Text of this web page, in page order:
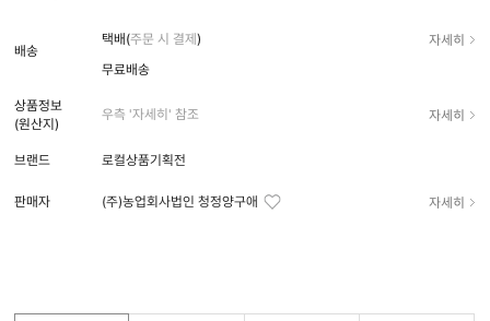
배송
택배(주문 시 결제) 자세히
무료배송
상품정보
(원산지)
우측 '자세히' 참조 자세히
브랜드 로컬상품기획전
판매자 (주)농업회사법인 청정양구애 자세히